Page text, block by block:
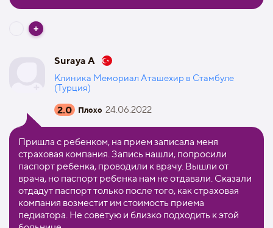
Suraya A
Клиника Мемориал Аташехир в Стамбуле
(Турция)
2.0 Плохо 24.06.2022
Пришла с ребенком, на прием записала меня
страховая компания. Запись нашли, попросили
паспорт ребенка, проводили к врачу. Вышли от
врача, но паспорт ребенка нам не отдавали. Сказали
отдадут паспорт только после того, как страховая
компания возместит им стоимость приема
педиатора. Не советую и близко подходить к этой